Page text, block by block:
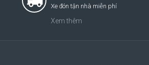
Xe đón tận nhà miễn phí
Xem thêm